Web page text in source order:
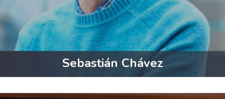
Sebastián Chávez